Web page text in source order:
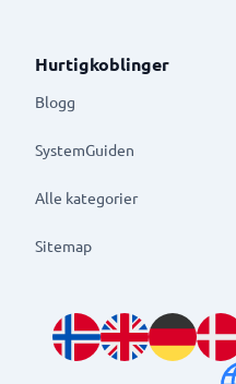
Hurtigkoblinger
Blogg
SystemGuiden
Alle kategorier
Sitemap